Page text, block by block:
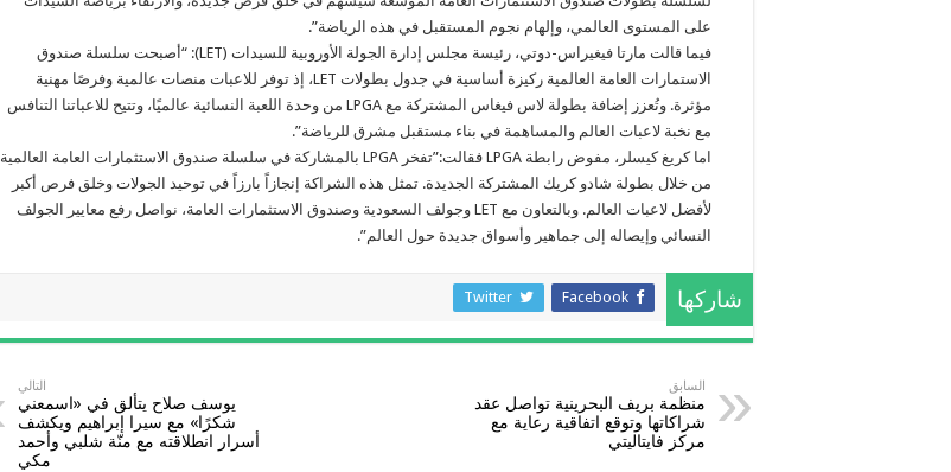
على المستوى العالمي، وإلهام نجوم المستقبل في هذه الرياضة”.
فيما قالت مارتا فيغيراس-دوتي، رئيسة مجلس إدارة الجولة الأوروبية للسيدات (LET): “أصبحت سلسلة صندوق
الاستمارات العامة العالمية ركيزة أساسية في جدول بطولات LET، إذ توفر للاعبات منصات عالمية وفرصًا مهنية
مؤثرة. وتُعزز إضافة بطولة لاس فيغاس المشتركة مع LPGA من وحدة اللعبة النسائية عالميًا، وتتيح للاعباتنا التنافس
مع نخبة لاعبات العالم والمساهمة في بناء مستقبل مشرق للرياضة”.
اما كريغ كيسلر، مفوض رابطة LPGA فقالت:”تفخر LPGA بالمشاركة في سلسلة صندوق الاستثمارات العامة العالمية
من خلال بطولة شادو كريك المشتركة الجديدة. تمثل هذه الشراكة إنجازاً بارزاً في توحيد الجولات وخلق فرص أكبر
لأفضل لاعبات العالم. وبالتعاون مع LET وجولف السعودية وصندوق الاستثمارات العامة، نواصل رفع معايير الجولف
النسائي وإيصاله إلى جماهير وأسواق جديدة حول العالم”.
شاركها Facebook
Twitter
السابق
منظمة بريف البحرينية تواصل عقد
شراكاتها وتوقع اتفاقية رعاية مع
مركز فايتاليتي
التالي
يوسف صلاح يتألق في «اسمعني
شكرًا» مع سيرا إبراهيم ويكشف
أسرار انطلاقته مع منّة شلبي وأحمد
مكي